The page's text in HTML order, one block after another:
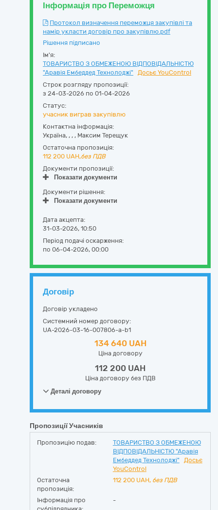
Інформація про Переможця
Протокол визначення переможця закупівлі та
намір укласти договір про закупівлю.pdf
Рішення підписано
Ім'я:
ТОВАРИСТВО З ОБМЕЖЕНОЮ ВІДПОВІДАЛЬНІСТЮ
"Аравія Ембеддед Технолоджі"
Досьє YouControl
Строк розгляду пропозиції:
з 24-03-2026 по 01-04-2026
Статус:
учасник виграв закупівлю
Контактна інформація:
Україна, , , , Максим Терещук
Остаточна пропозиція:
112 200 UAH,без ПДВ
Документи пропозиції:
Показати документи
Документи рішення:
Показати документи
Дата акцепта:
31-03-2026, 10:50
Період подачі оскарження:
по 06-04-2026, 00:00
Договір
Договір укладено
Системний номер договору:
UA-2026-03-16-007806-a-b1
134 640 UAH
Ціна договору
112 200 UAH
Ціна договору без ПДВ
Деталі договору
Пропозиції Учасників
Пропозицію подав:
ТОВАРИСТВО З ОБМЕЖЕНОЮ
ВІДПОВІДАЛЬНІСТЮ "Аравія
Ембеддед Технолоджі"
Досьє
YouControl
Остаточна
пропозиція:
112 200 UAH, без ПДВ
Інформація про
-